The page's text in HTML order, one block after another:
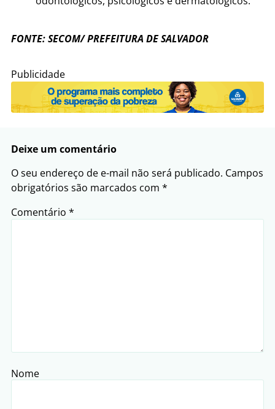
FONTE: SECOM/ PREFEITURA DE SALVADOR
Publicidade
Deixe um comentário
O seu endereço de e-mail não será publicado. Campos
obrigatórios são marcados com *
Comentário *
Nome